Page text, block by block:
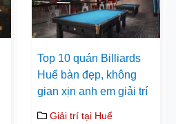
Top 10 quán Billiards
Huế bàn đẹp, không
gian xịn anh em giải trí
Giải trí tại Huế